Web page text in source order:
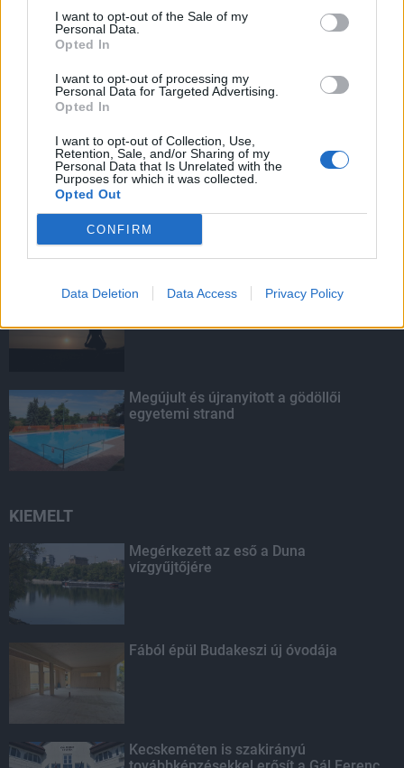
I want to opt-out of the Sale of my
Personal Data.
Opted In
I want to opt-out of processing my
Personal Data for Targeted Advertising.
Opted In
I want to opt-out of Collection, Use,
Retention, Sale, and/or Sharing of my
Personal Data that Is Unrelated with the
Purposes for which it was collected.
Opted Out
CONFIRM
Data Deletion Data Access Privacy Policy
HIRDETÉS
HIRDETÉS
LEGOLVASOTTABB
Tizenöt hegedűkészítő-mester mutatja
be munkáját Budán
Amire többmillióan vártunk: szombattól
Megújult és újranyitott a gödöllői
egyetemi strand
KIEMELT
Megérkezett az eső a Duna
vízgyűjtőjére
Fából épül Budakeszi új óvodája
Kecskeméten is szakirányú